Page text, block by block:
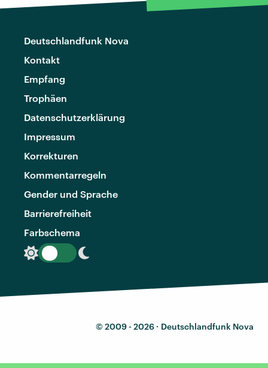
Deutschlandfunk Nova
Kontakt
Empfang
Trophäen
Datenschutzerklärung
Impressum
Korrekturen
Kommentarregeln
Gender und Sprache
Barrierefreiheit
Farbschema
© 2009 - 2026 · Deutschlandfunk Nova